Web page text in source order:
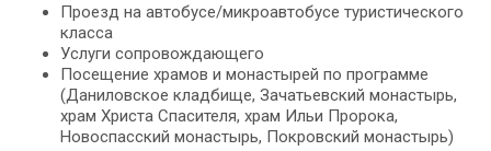
Проезд на автобусе/микроавтобусе туристического
класса
Услуги сопровождающего
Посещение храмов и монастырей по программе
(Даниловское кладбище, Зачатьевский монастырь,
храм Христа Спасителя, храм Ильи Пророка,
Новоспасский монастырь, Покровский монастырь)